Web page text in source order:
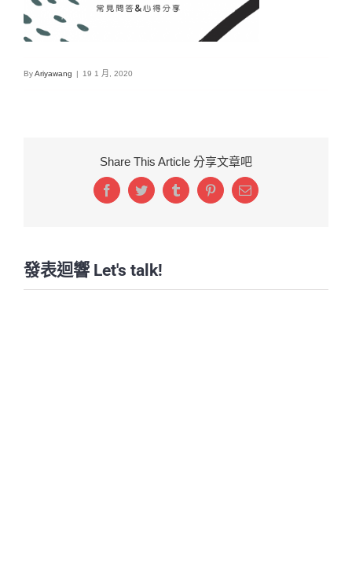
ByAriyawang | 19 1 月, 2020
Share This Article 分享文章吧
FacebookTwitterTumblrPinterestEmail:
發表迴響 Let's talk!